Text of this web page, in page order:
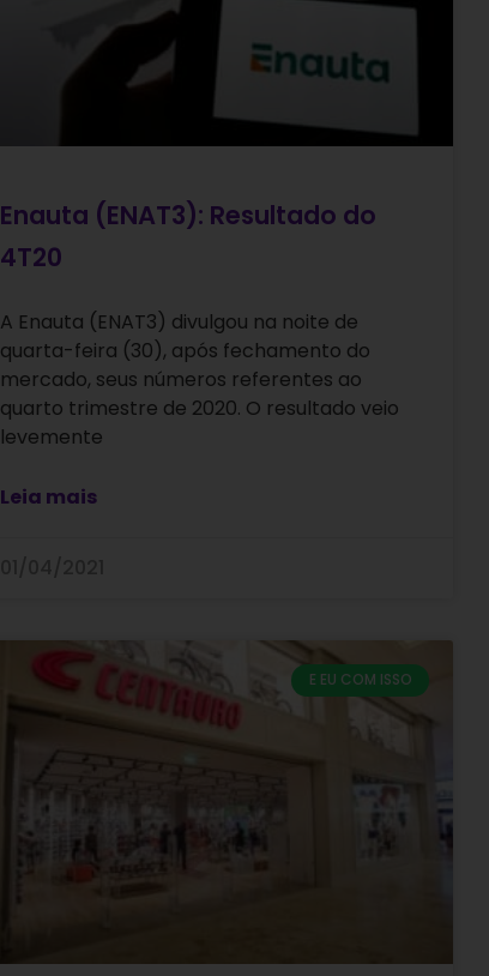
Enauta (ENAT3): Resultado do
4T20
A Enauta (ENAT3) divulgou na noite de
quarta-feira (30), após fechamento do
mercado, seus números referentes ao
quarto trimestre de 2020. O resultado veio
levemente
Leia mais
E EU COM ISSO